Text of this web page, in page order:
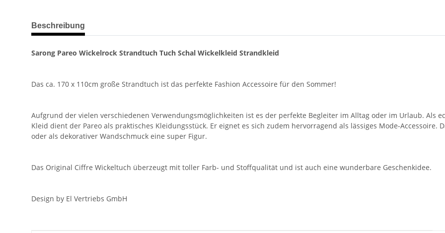
weitere Registerkarten anzeigen
Beschreibung
Sarong Pareo Wickelrock Strandtuch Tuch Schal Wickelkleid Strandkleid
Das ca. 170 x 110cm große Strandtuch ist das perfekte Fashion Accessoire für den Sommer!
Aufgrund der vielen verschiedenen Verwendungsmöglichkeiten ist es der perfekte Begleiter im Alltag oder im Urlaub. Als
Kleid dient der Pareo als praktisches Kleidungsstück. Er eignet es sich zudem hervorragend als lässiges Mode-Accessoire.
oder als dekorativer Wandschmuck eine super Figur.
Das Original Ciffre Wickeltuch überzeugt mit toller Farb- und Stoffqualität und ist auch eine wunderbare Geschenkidee.
Design by El Vertriebs GmbH